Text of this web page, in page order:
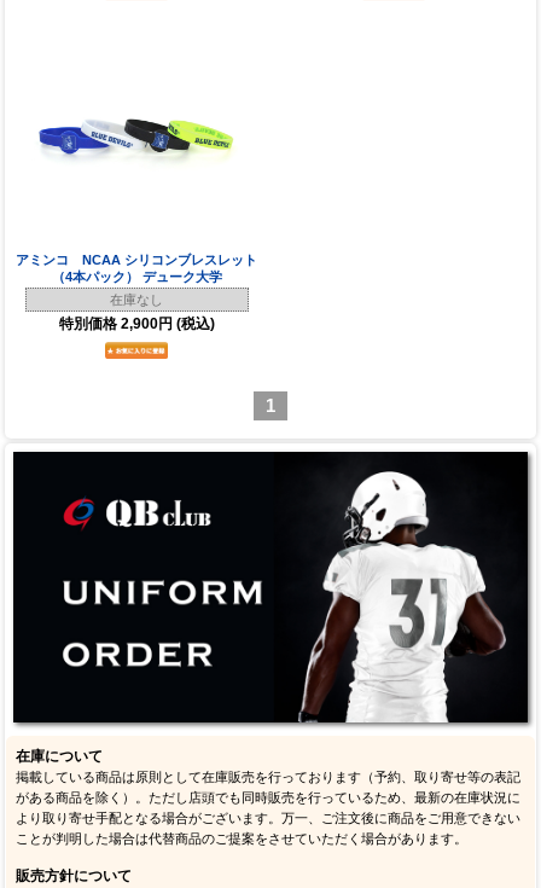
アミンコ NCAA シリコンブレスレット
（4本パック） デューク大学
在庫なし
特別価格 2,900円 (税込)
1
在庫について
掲載している商品は原則として在庫販売を行っております（予約、取り寄せ等の表記
がある商品を除く）。ただし店頭でも同時販売を行っているため、最新の在庫状況に
より取り寄せ手配となる場合がございます。万一、ご注文後に商品をご用意できない
ことが判明した場合は代替商品のご提案をさせていただく場合があります。
販売方針について